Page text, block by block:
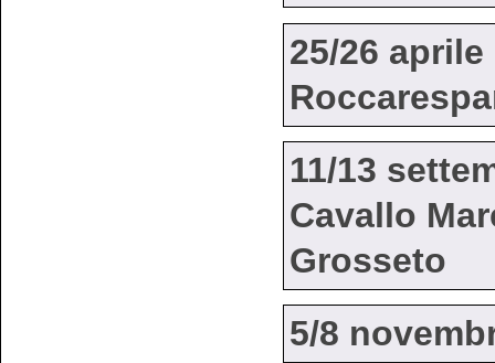
25/26
11/13
Cavallo
Grosseto
5/8